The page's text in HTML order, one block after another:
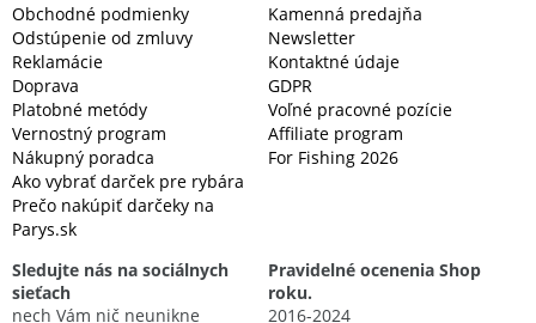
Obchodné podmienky
Odstúpenie od zmluvy
Reklamácie
Doprava
Platobné metódy
Vernostný program
Nákupný poradca
Ako vybrať darček pre rybára
Prečo nakúpiť darčeky na
Parys.sk
Kamenná predajňa
Newsletter
Kontaktné údaje
GDPR
Voľné pracovné pozície
Affiliate program
For Fishing 2026
Sledujte nás na sociálnych
sieťach
nech Vám nič neunikne
Pravidelné ocenenia Shop
roku.
2016-2024